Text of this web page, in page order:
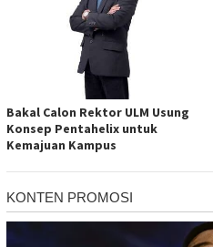
Bakal Calon Rektor ULM Usung
Konsep Pentahelix untuk
Kemajuan Kampus